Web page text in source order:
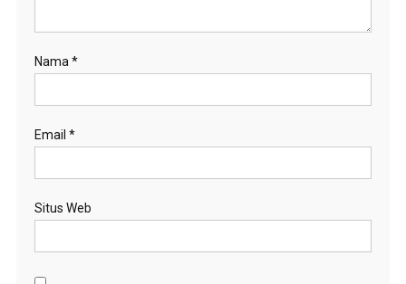
Nama*
Email *
Situs Web